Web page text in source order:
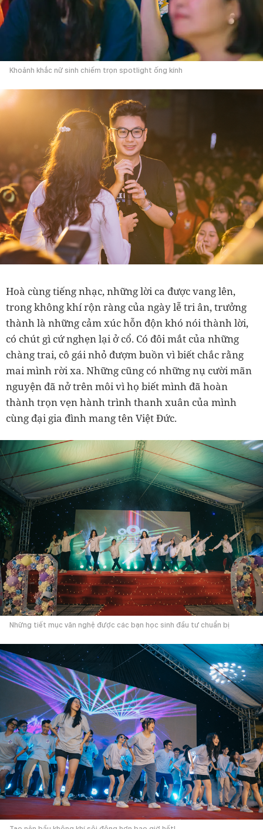
Khoảnh khắc nữ sinh chiếm trọn spotlight ống kính
Hoà cùng tiếng nhạc, những lời ca được vang lên,
trong không khí rộn ràng của ngày lễ tri ân, trưởng
thành là những cảm xúc hỗn độn khó nói thành lời,
có chút gì cứ nghẹn lại ở cổ. Có đôi mắt của những
chàng trai, cô gái nhỏ đượm buồn vì biết chắc rằng
mai mình rời xa. Những cũng có những nụ cười mãn
nguyện đã nở trên môi vì họ biết mình đã hoàn
thành trọn vẹn hành trình thanh xuân của mình
cùng đại gia đình mang tên Việt Đức.
Những tiết mục văn nghệ được các bạn học sinh đầu tư chuẩn bị